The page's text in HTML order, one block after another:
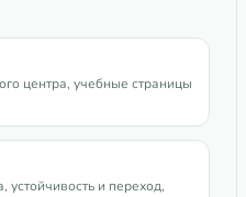
центра, учебные страницы
и переход,